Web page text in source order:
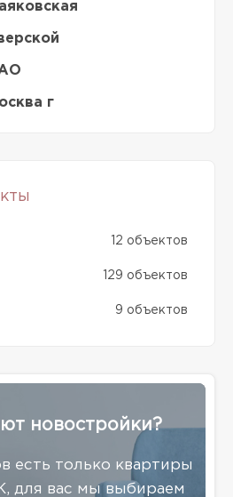
г
12 объектов
129 объектов
9 объектов
новостройки?
есть только квартиры
для вас мы выбираем